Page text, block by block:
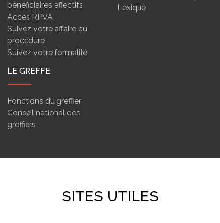
bénéficiaires effectifs
Accès RPVA
Suivez votre affaire ou
procédure
Suivez votre formalité
Lexique
LE GREFFE
Fonctions du greffier
Conseil national des
greffiers
SITES UTILES